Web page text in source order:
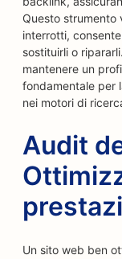
Questo strumento
interrotti,
sostituirli o
mantenere un
fondamentale per
nei motori di
Audit
Un sito web ben